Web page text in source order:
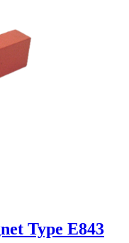
Type E843